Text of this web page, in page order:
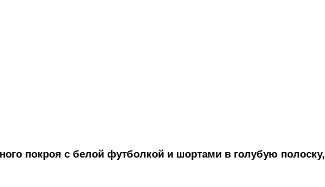
покроя с белой футболкой и шортами в голубую